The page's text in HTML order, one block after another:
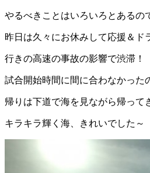
やるべきことはいろいろとあるの
昨日は久々にお休みして応援＆ド
行きの高速の事故の影響で渋滞！
試合開始時間に間に合わなかった
帰りは下道で海を見ながら帰って
キラキラ輝く海、きれいでした～